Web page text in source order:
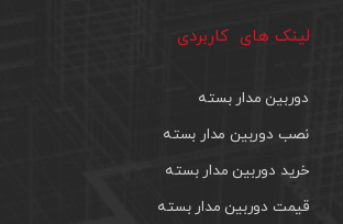
لینک های کاربردی
دوربین مدار بسته
نصب دوربین مدار بسته
خرید دوربین مدار بسته
قیمت دوربین مدار بسته